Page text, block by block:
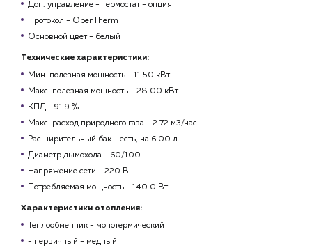
Доп. управление - Термостат - опция
Протокол - OpenTherm
Основной цвет - белый
Технические характеристики:
Мин. полезная мощность - 11.50 кВт
Макс. полезная мощность - 28.00 кВт
КПД - 91.9 %
Макс. расход природного газа - 2.72 м3/час
Расширительный бак - есть, на 6.00 л
Диаметр дымохода - 60/100
Напряжение сети - 220 В.
Потребляемая мощность - 140.0 Вт
Характеристики отопления:
Теплообменник - монотермический
- первичный - медный